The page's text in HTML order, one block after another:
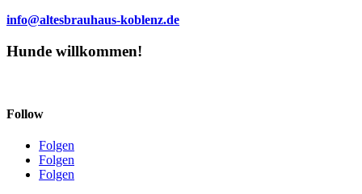
info@altesbrauhaus-koblenz.de
Hunde willkommen!
Follow
Folgen
Folgen
Folgen